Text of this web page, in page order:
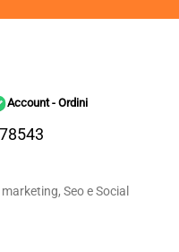
Account - Ordini
Seo e Social